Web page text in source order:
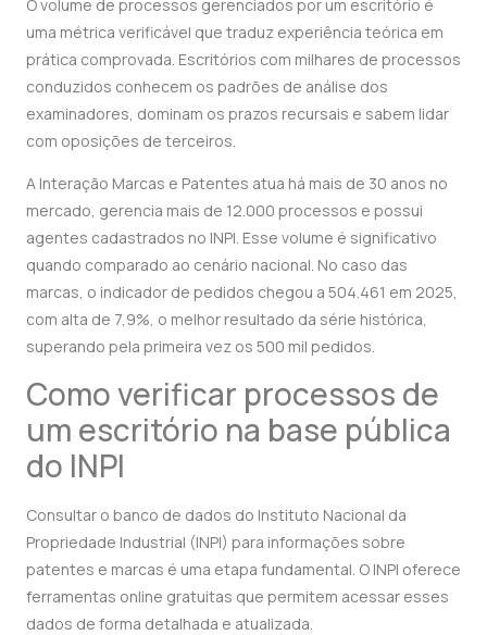
O volume de processos gerenciados por um escritório é
uma métrica verificável que traduz experiência teórica em
prática comprovada. Escritórios com milhares de processos
conduzidos conhecem os padrões de análise dos
examinadores, dominam os prazos recursais e sabem lidar
com oposições de terceiros.
A Interação Marcas e Patentes atua há mais de 30 anos no
mercado, gerencia mais de 12.000 processos e possui
agentes cadastrados no INPI. Esse volume é significativo
quando comparado ao cenário nacional. No caso das
marcas, o indicador de pedidos chegou a 504.461 em 2025,
com alta de 7,9%, o melhor resultado da série histórica,
superando pela primeira vez os 500 mil pedidos.
Como verificar processos de
um escritório na base pública
do INPI
Consultar o banco de dados do Instituto Nacional da
Propriedade Industrial (INPI) para informações sobre
patentes e marcas é uma etapa fundamental. O INPI oferece
ferramentas online gratuitas que permitem acessar esses
dados de forma detalhada e atualizada.